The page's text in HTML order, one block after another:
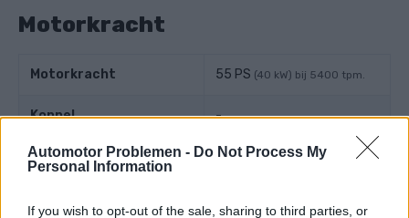
Automotor Problemen - Do Not Process My
Personal Information
If you wish to opt-out of the sale, sharing to third parties, or
Motorkracht
Motorkracht 55 PS (40 kW) bij 5400 tpm.
Koppel -
Maximale snelheid -